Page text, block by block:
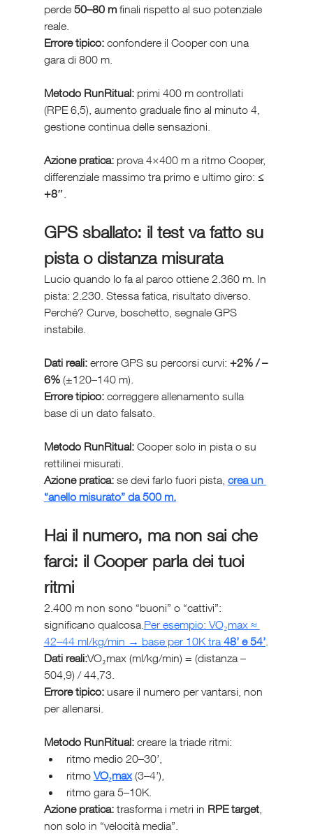
perde 50–80 m finali rispetto al suo potenziale
reale.
Errore tipico: confondere il Cooper con una
gara di 800 m.
Metodo RunRitual: primi 400 m controllati
(RPE 6,5), aumento graduale fino al minuto 4,
gestione continua delle sensazioni.
Azione pratica: prova 4×400 m a ritmo Cooper,
differenziale massimo tra primo e ultimo giro: ≤
+8″
GPS sballato: il test va fatto su
pista o distanza misurata
Lucio quando lo fa al parco ottiene 2.360 m. In
pista: 2.230. Stessa fatica, risultato diverso.
Perché? Curve, boschetto, segnale GPS
instabile.
Dati reali: errore GPS su percorsi curvi: +2% / –
6% (±120–140 m).
Errore tipico: correggere allenamento sulla
base di un dato falsato.
Metodo RunRitual: Cooper solo in pista o su
rettilinei misurati.
Azione pratica: se devi farlo fuori pista, crea un
“anello misurato” da 500 m.
Hai il numero, ma non sai che
farci: il Cooper parla dei tuoi
ritmi
2.400 m non sono “buoni” o “cattivi”:
significano qualcosa. Per esempio: VO₂max ≈
42–44 ml/kg/min → base per 10K tra 48’ e 54’.
Dati reali:VO₂max (ml/kg/min) = (distanza –
504,9) / 44,73.
Errore tipico: usare il numero per vantarsi, non
per allenarsi.
Metodo RunRitual: creare la triade ritmi:
ritmo medio 20–30’,
ritmo VO₂max (3–4’),
ritmo gara 5–10K.
Azione pratica: trasforma i metri in RPE target,
non solo in “velocità media”.